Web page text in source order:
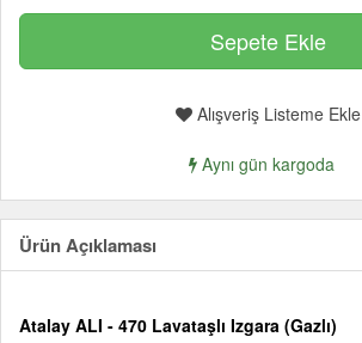
Alışveriş Listeme Ekle
Aynı gün kargoda
Ürün Açıklaması
Atalay ALI - 470 Lavataşlı Izgara (Gazlı)